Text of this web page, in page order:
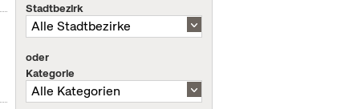
Stadtbezirk
oder
Kategorie